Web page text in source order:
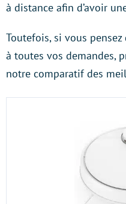
à distance afin d’avoir
Toutefois, si vous
à toutes vos demandes,
notre comparatif des